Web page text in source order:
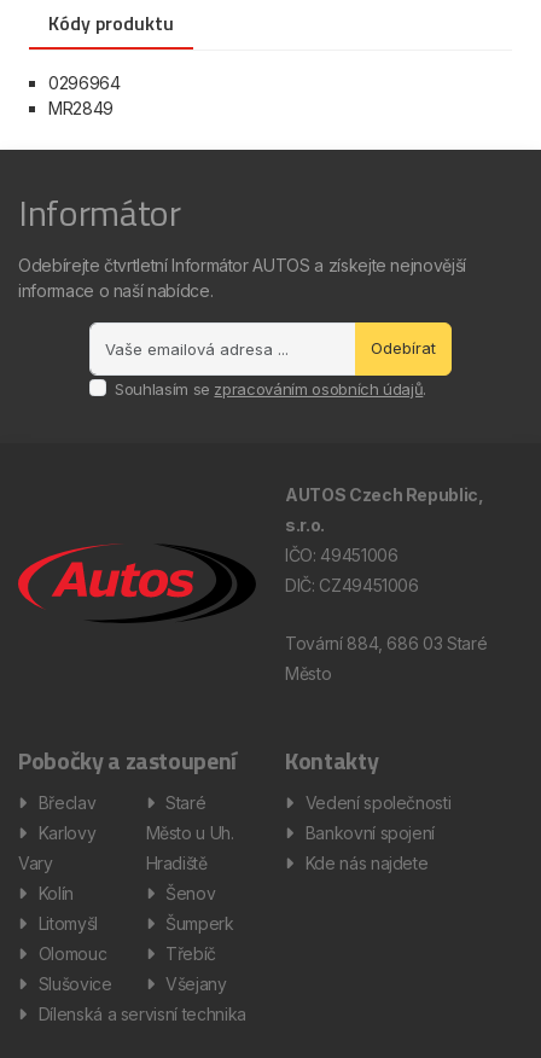
Kódy produktu
0296964
MR2849
Informátor
Odebírejte čtvrtletní Informátor AUTOS a získejte nejnovější
informace o naší nabídce.
Odebírat
Souhlasím se zpracováním osobních údajů.
AUTOS Czech Republic,
s.r.o.
IČO: 49451006
DIČ: CZ49451006
Tovární 884, 686 03 Staré
Město
Pobočky a zastoupení
Břeclav
Karlovy
Vary
Kolín
Litomyšl
Olomouc
Slušovice
Staré
Město u Uh.
Hradiště
Šenov
Šumperk
Třebíč
Všejany
Dílenská a servisní technika
Kontakty
Vedení společnosti
Bankovní spojení
Kde nás najdete